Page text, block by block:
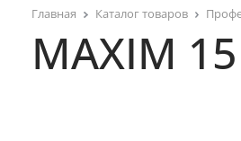
Главная Каталог товаров
MAXIM 15